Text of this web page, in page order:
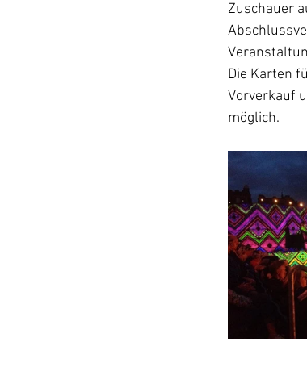
Zuschauer
Die Karten
Vorverkauf
möglich.